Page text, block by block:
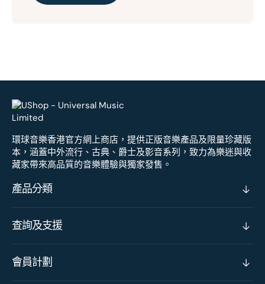
環球音樂香港官方網上商店，提供正版音樂產品及限量珍藏版
本，涵蓋中外流行、古典、爵士及影音系列，致力為樂迷與收
藏家帶來高品質的音樂體驗與獨家發售。
產品分類
查詢及支援
會員計劃